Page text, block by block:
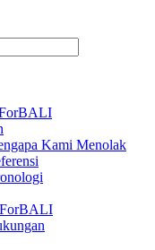
Kami Menolak